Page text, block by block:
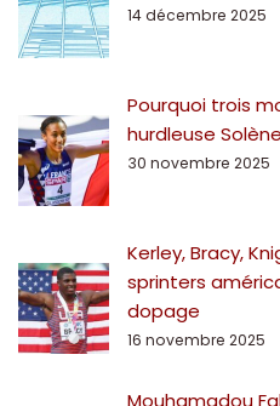
14 décembre 2025
Pourquoi trois
hurdleuse
30 novembre 2025
Kerley, Bracy,
sprinters
dopage
16 novembre 2025
Mouhamadou